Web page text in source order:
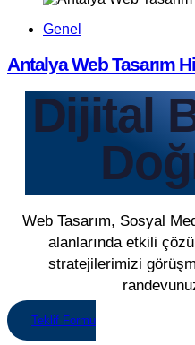
Genel
Antalya Web Tasarım
Dijital
Web Tasarım, Sosyal
alanlarında etkili
stratejilerimizi
Teklif Formu